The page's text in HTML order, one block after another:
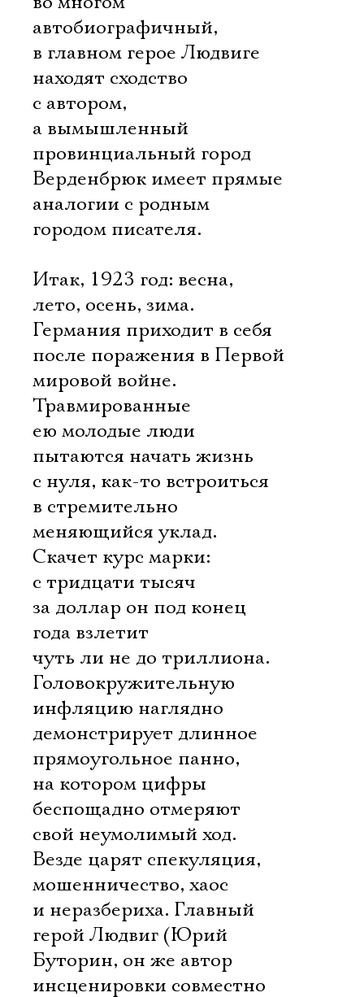
автобиографичный,
в главном герое Людвиге
находят сходство
с автором,
а вымышленный
провинциальный город
Верденбрюк имеет прямые
аналогии с родным
городом писателя.
Итак, 1923 год: весна,
лето, осень, зима.
Германия приходит в себя
после поражения в Первой
мировой войне.
Травмированные
ею молодые люди
пытаются начать жизнь
с нуля, как-то встроиться
в стремительно
меняющийся уклад.
Скачет курс марки:
с тридцати тысяч
за доллар он под конец
года взлетит
чуть ли не до триллиона.
Головокружительную
инфляцию наглядно
демонстрирует длинное
прямоугольное панно,
на котором цифры
беспощадно отмеряют
свой неумолимый ход.
Везде царят спекуляция,
мошенничество, хаос
и неразбериха. Главный
герой Людвиг (Юрий
Буторин, он же автор
инсценировки совместно